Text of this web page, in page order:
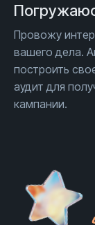
Провожу
вашего дела.
построить
аудит для
кампании.